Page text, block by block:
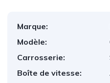
Marque:
Modèle:
Carrosserie:
Boîte de vitesse: